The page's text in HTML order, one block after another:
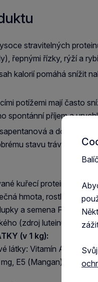
stravitelných
řepnými řízky, rýží a
kalorií pomáhá snížit
potížemi mají často
spontánní příjem a
a
stavu trávicího
kuřecí proteiny,
hmota, rostlinná
a semena Psyllia,
(zdroj luteinu).
(v 1 kg):
látky: Vitamín A: 11600
E5 (Mangan): 56 mg,